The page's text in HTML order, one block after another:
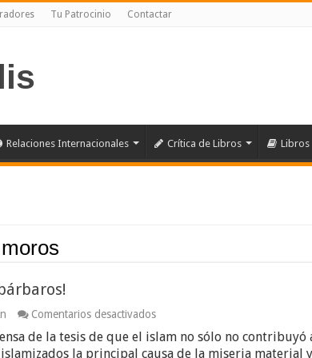
Tu Patrocinio Contactar
Relaciones Internacionales Crítica de Libros Libros
moros
Comentarios desactivadosen
los
moros,
de la tesis de que el islam no sólo no
la principal causa de la miseria